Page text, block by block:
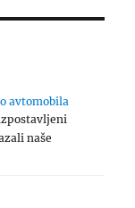
avtomobila
naše